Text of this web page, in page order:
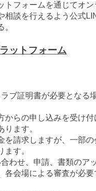
フォームを通じてオ
相談を行えるよう公式
ットフォーム
ブ証明書が必要となる
らの申し込みを受け付
ます。
請求しますが、一部
す。
わせ、申請、書類のア
会場による審査が必要